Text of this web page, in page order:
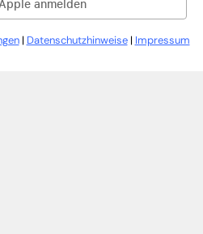
anmelden
| Datenschutzhinweise| Impressum